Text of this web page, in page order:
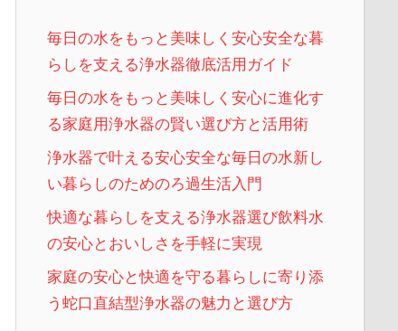
毎日の水をもっと美味しく安心安全な暮
らしを支える浄水器徹底活用ガイド
毎日の水をもっと美味しく安心に進化す
る家庭用浄水器の賢い選び方と活用術
浄水器で叶える安心安全な毎日の水新し
い暮らしのためのろ過生活入門
快適な暮らしを支える浄水器選び飲料水
の安心とおいしさを手軽に実現
家庭の安心と快適を守る暮らしに寄り添
う蛇口直結型浄水器の魅力と選び方